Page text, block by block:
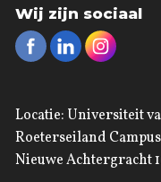
Wij zijn sociaal
Locatie: Universiteit
Roeterseiland
Nieuwe Achtergracht